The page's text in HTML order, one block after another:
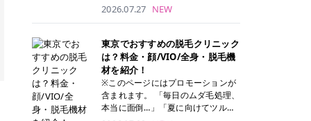
ナーパッド」は、化粧水や美容液を
トナーパッドは洗顔後に肌をやさし
く拭き取ることで、古い角質や余分
な皮脂汚れをオフしながら、うるお
いを与えられるのが特徴✨ さらに、
気になる部分には数分のせて部分用
パックとしても使用できるため、1
2026.07.27 NEW
東京でおすすめの脱毛クリニック
は？料金・顔/VIO/全身・脱毛機
材を紹介！
※このページにはプロモーションが
含まれます。 「毎日のムダ毛処理、
本当に面倒…」「夏に向けてツルツ